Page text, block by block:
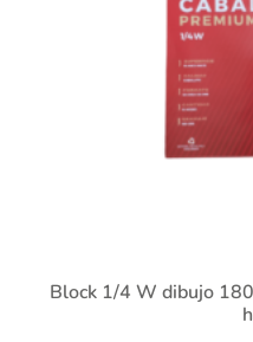
Block 1/4 W dibujo